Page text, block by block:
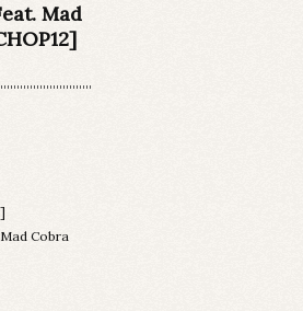
Mad
Cobra